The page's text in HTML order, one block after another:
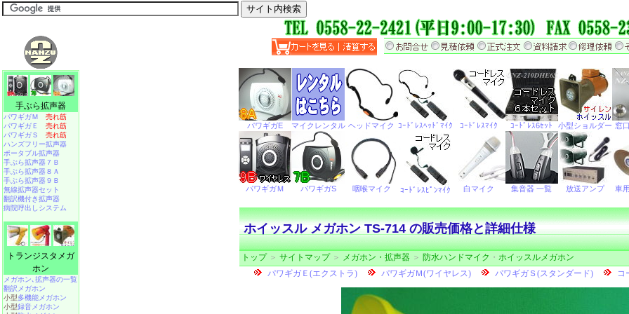
ホイッスル メガホン TS-714 の販売価格と詳細仕様
トップ＞ サイトマップ＞ メガホン・拡声器＞ 防水ハンドマイク ・ ホイッスルメガホン
手ぶら拡声器
パワギガＭ 売れ筋
パワギガＥ 売れ筋
パワギガＳ 売れ筋
ハンズフリー拡声器
ポータブル拡声器
手ぶら拡声器７Ｂ
手ぶら拡声器８Ａ
手ぶら拡声器９Ｂ
無線拡声器セット
翻訳機付き拡声器
病院呼出しシステム
トランジスタメガ
ホン
メガホン､拡声器の一覧
翻訳メガホン
小型多機能メガホン
小型録音メガホン